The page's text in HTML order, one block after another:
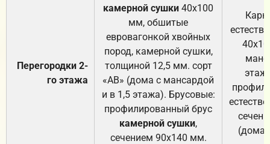
Перегородки 2-
го этажа
камерной сушки 40х100
мм, обшитые
евровагонкой хвойных
пород, камерной сушки,
толщиной 12,5 мм. сорт
«АВ» (дома с мансардой
и в 1,5 этажа). Брусовые:
профилированный брус
камерной сушки,
сечением 90х140 мм.
(дома